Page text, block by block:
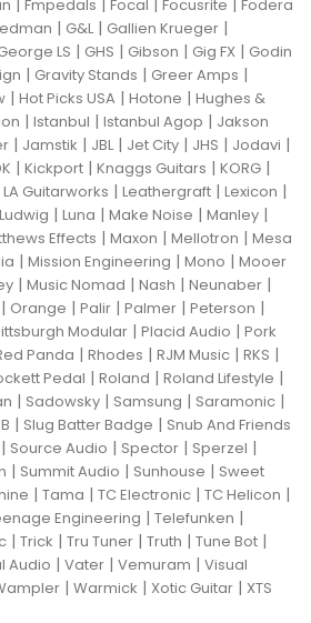
Fmpedals Focal Focusrite Fodera
| G&L| Gallien Krueger |
LS | GHS | Gibson | Gig FX | Godin
| Gravity Stands | Greer Amps |
| Hot Picks USA | Hotone | Hughes &
| Istanbul | Istanbul Agop | Jakson
| Jamstik | JBL| Jet City | JHS | Jodavi |
| Kickport | Knaggs Guitars | KORG |
LA Guitarworks | Leathergraft | Lexicon |
Ludwig | Luna | Make Noise | Manley |
Effects | Maxon | Mellotron | Mesa
| Mission Engineering | Mono | Mooer
| Music Nomad | Nash | Neunaber |
| Orange | Palir | Palmer | Peterson |
Modular | Placid Audio | Pork
Panda | Rhodes | RJM Music | RKS |
Pedal | Roland | Roland Lifestyle |
| Sadowsky | Samsung | Saramonic |
| Slug Batter Badge | Snub And Friends
| Source Audio | Spector | Sperzel |
| Summit Audio | Sunhouse | Sweet
| Tama | TC Electronic | TC Helicon |
Engineering | Telefunken |
| Trick | Tru Tuner | Truth | Tune Bot |
Audio | Vater | Vemuram | Visual
| Warmick | Xotic Guitar | XTS